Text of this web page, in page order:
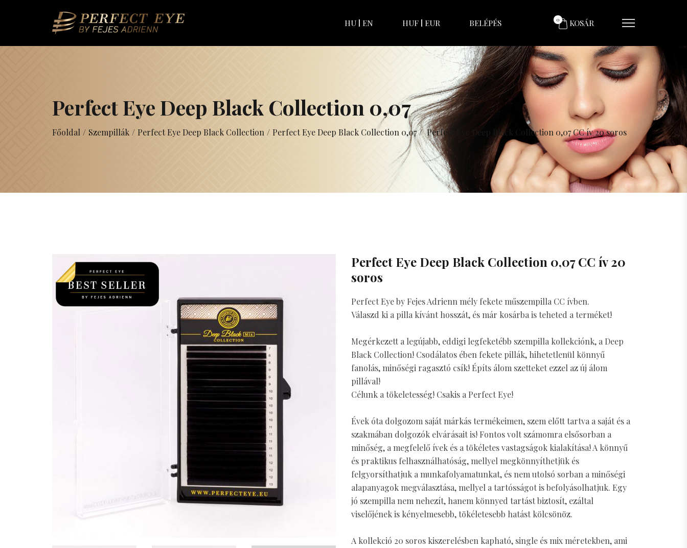
HU EN HUF EUR BELÉPÉS 0 KOSÁR
Perfect Eye Deep Black Collection 0,07
Főoldal / Szempillák / Perfect Eye Deep Black Collection / Perfect Eye Deep Black Collection 0,07 / Perfect Eye Deep Black Collection 0,07 CC ív 20 soros
Perfect Eye Deep Black Collection 0,07 CC ív 20
soros
Perfect Eye by Fejes Adrienn mély fekete műszempilla CC ívben.
Válaszd ki a pilla kívánt hosszát, és már kosárba is teheted a terméket!
Megérkezett a legújabb, eddigi legfeketébb szempilla kollekciónk, a Deep
Black Collection! Csodálatos ében fekete pillák, hihetetlenül könnyű
fanolás, minőségi ragasztó csík! Építs álom szetteket ezzel az új álom
pillával!
Célunk a tökeletesség! Csakis a Perfect Eye!
Évek óta dolgozom saját márkás termékeimen, szem előtt tartva a saját és a
szakmában dolgozók elvárásait is! Fontos volt számomra elsősorban a
minőség, a megfelelő ívek és a tökéletes vastagságok kialakítása! A könnyű
és praktikus felhasználhatóság, mellyel megkönnyíthetjük és
felgyorsíthatjuk a munkafolyamatunkat, és nem utolsó sorban a minőségi
alapanyagok megválasztása, mellyel a tartósságot is befolyásolhatjuk. Egy
jó szempilla nem nehezít, hanem könnyed tartást biztosít, ezáltal
viselőjének is kényelmesebb, tökéletesebb hatást kölcsönöz.
A kollekció 20 soros kiszerelésben kapható, single és mix méretekben, ami